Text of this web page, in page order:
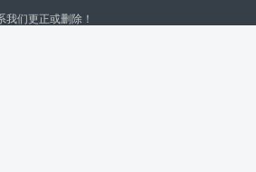
们更正或删除！